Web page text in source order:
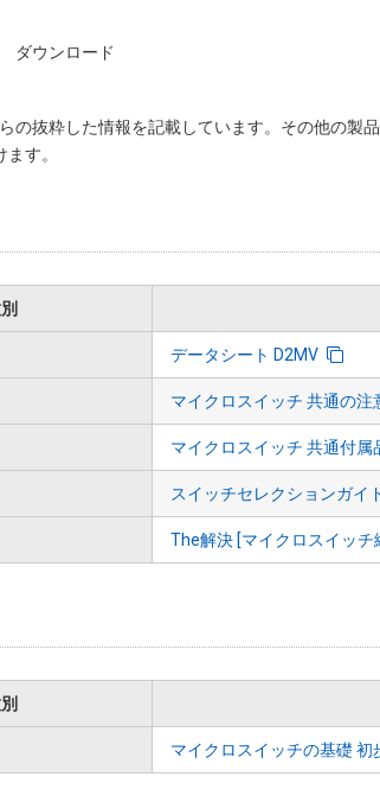
ダウンロード
の抜粋した情報を記載しています。その他の製
す。
データシート D2MV
マイクロスイッチ 共通の注
マイクロスイッチ 共通付属
スイッチセレクションガイ
The解決 [マイクロスイッチ
マイクロスイッチの基礎